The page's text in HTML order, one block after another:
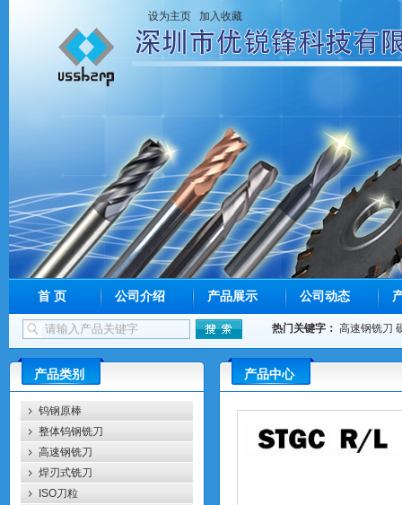
设为主页 加入收藏
首 页 公司介绍 产品展示 公司动态
热门关键字： 高速钢铣刀
产品类别
钨钢原棒
整体钨钢铣刀
高速钢铣刀
焊刃式铣刀
ISO刀粒
产品中心